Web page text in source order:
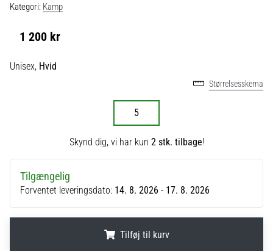
1 min. Læsning
Play
kvindernes
EM
2025
med
Kategori: Kamp
1 200 kr
Unisex, Hvid
Størrelsesskema
5
Skynd dig, vi har kun 2 stk. tilbage!
Tilgængelig
Forventet leveringsdato: 14. 8. 2026 - 17. 8. 2026
Tilføj til kurv